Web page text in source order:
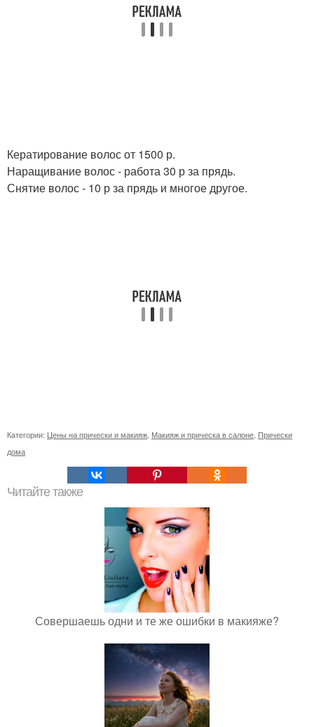
Кератирование волос от 1500 р.
Наращивание волос - работа 30 р за прядь.
Снятие волос - 10 р за прядь и многое другое.
Категории: Цены на прически и макияж Макияж и прическа в салоне Прически
дома
Читайте также
Совершаешь одни и те же ошибки в макияже?